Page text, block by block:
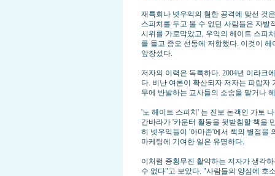
재특회나 넷우익의 혐한 공격에 맞선 것
스피치를 두고 볼 수 없던 사람들은 자발
시위를 가로막았고, 우익의 헤이트 스피
를 들고 증오 선동에 저항했다. 이것이
앞장섰다.
저자의 이력은 독특하다. 2004년 이라크
다. 비난 여론이 확산되자 저자는 피랍
무에 반발하는 교사들의 소송을 맡거나
'노 헤이트 스피치' 는 진보 논객인 가토
간바라가 '카운터 활동을 뒷받침할 책을
히 넷우익들이 '아마존'에서 책의 별점을
마케팅에 기여한 일은 유명하다.
이처럼 종횡무진 활약하는 저자가 생각
수 없다"고 보았다. "사람들의 양심에 호